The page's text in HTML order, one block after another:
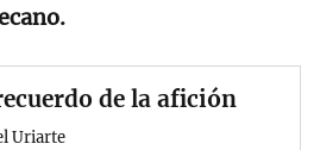
de la afición
Uriarte